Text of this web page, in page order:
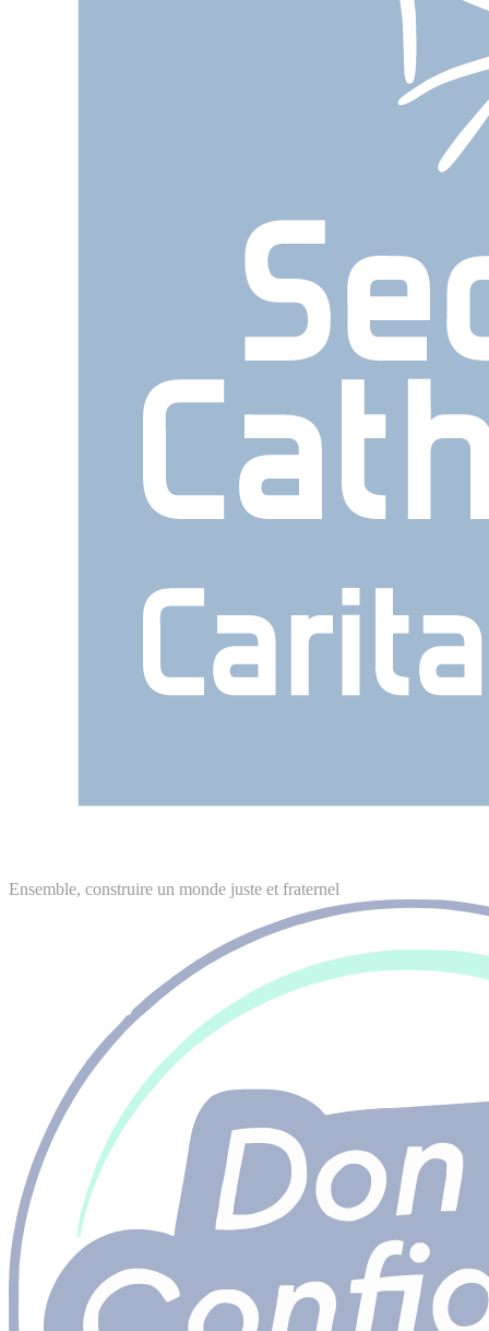
Ensemble, construire un monde juste et fraternel